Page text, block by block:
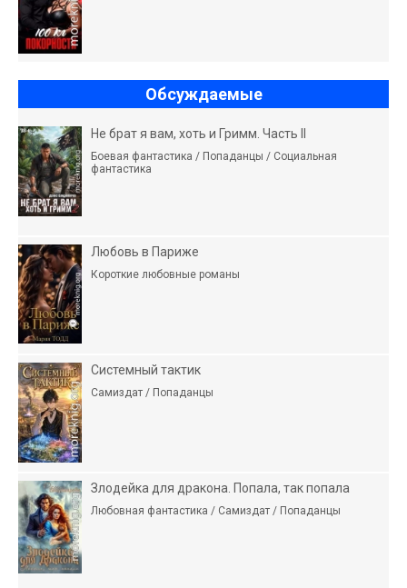
Обсуждаемые
Не брат я вам, хоть и Гримм. Часть II
Боевая фантастика / Попаданцы / Социальная
фантастика
Любовь в Париже
Короткие любовные романы
Системный тактик
Самиздат / Попаданцы
Злодейка для дракона. Попала, так попала
Любовная фантастика / Самиздат / Попаданцы